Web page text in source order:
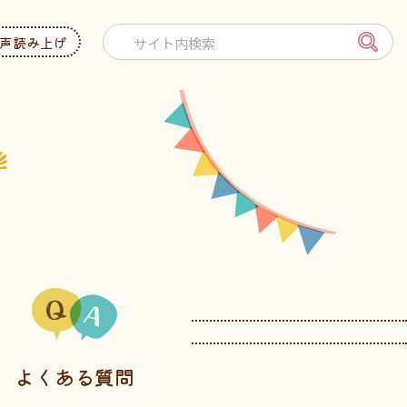
読み上げ
よくある質問